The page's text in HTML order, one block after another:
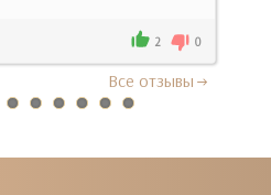
2 0
Все отзывы